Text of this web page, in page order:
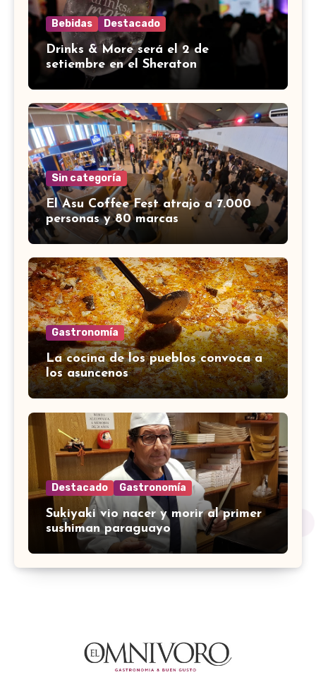
Bebidas Destacado
Drinks & More será el 2 de
setiembre en el Sheraton
Sin categoría
El Asu Coffee Fest atrajo a 7.000
personas y 80 marcas
Gastronomía
La cocina de los pueblos convoca a
los asuncenos
Destacado Gastronomía
Sukiyaki vio nacer y morir al primer
sushiman paraguayo